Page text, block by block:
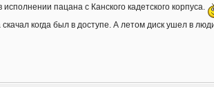
пацана с Канского кадетского корпуса.
когда был в доступе. А летом диск ушел в